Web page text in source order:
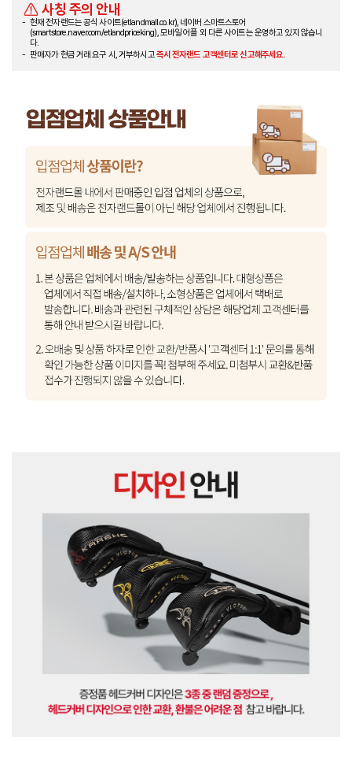
사칭 주의 안내
현재 전자랜드는 공식 사이트(etlandmall.co.kr), 네이버 스마트스토어
(smartstore.naver.com/etlandpriceking), 모바일 어플 외 다른 사이트는 운영하고 있지 않습니
다.
판매자가 현금 거래 요구 시, 거부하시고즉시 전자랜드 고객센터로 신고해주세요.